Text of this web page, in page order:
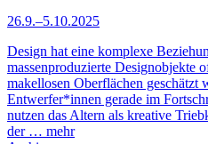
26.9.–5.10.2025
Design hat eine komplexe
massenproduzierte Designobjekte
makellosen Oberflächen geschätzt
Entwerfer*innen gerade im
nutzen das Altern als kreative
der … mehr